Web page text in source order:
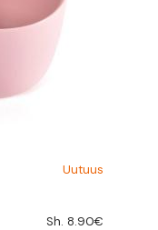
Uutuus
Sh. 8.90€